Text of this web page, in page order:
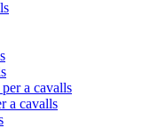
a cavalls
a cavalls